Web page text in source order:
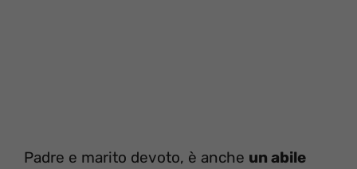
Padre e marito devoto, è anche un abile